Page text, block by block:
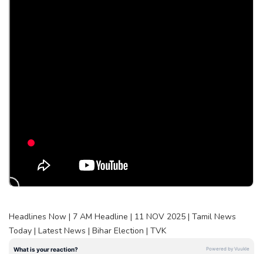
Headlines Now | 7 AM Headline | 11 NOV 2025 | Tamil News
Today | Latest News | Bihar Election | TVK